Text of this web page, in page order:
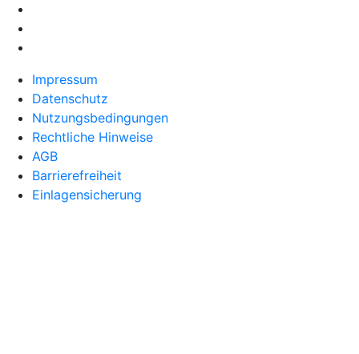
Impressum
Datenschutz
Nutzungsbedingungen
Rechtliche Hinweise
AGB
Barrierefreiheit
Einlagensicherung